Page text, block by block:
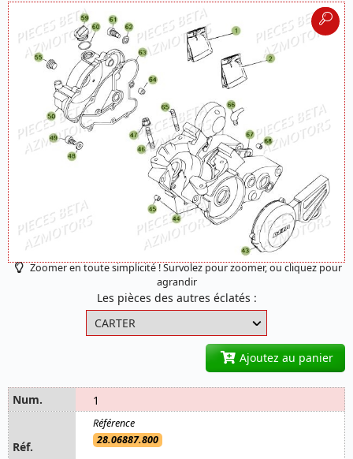
Zoomer en toute simplicité ! Survolez pour zoomer, ou cliquez pour
agrandir
Les pièces des autres éclatés :
Ajoutez au panier
1
28.06887.800